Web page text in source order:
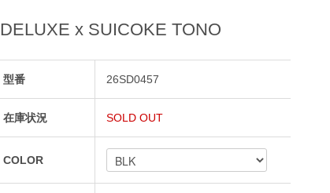
DELUXE x SUICOKE TONO
型番 26SD0457
在庫状況 SOLD OUT
COLOR